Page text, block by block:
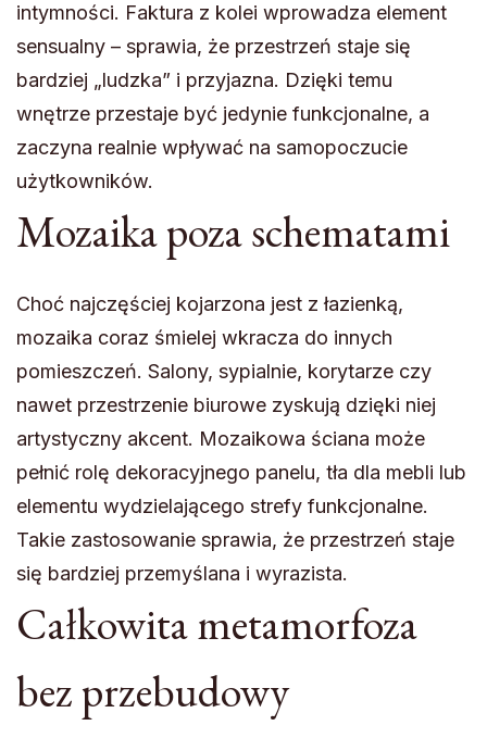
intymności. Faktura z kolei wprowadza element
sensualny – sprawia, że przestrzeń staje się
bardziej „ludzka” i przyjazna. Dzięki temu
wnętrze przestaje być jedynie funkcjonalne, a
zaczyna realnie wpływać na samopoczucie
użytkowników.
Mozaika poza schematami
Choć najczęściej kojarzona jest z łazienką,
mozaika coraz śmielej wkracza do innych
pomieszczeń. Salony, sypialnie, korytarze czy
nawet przestrzenie biurowe zyskują dzięki niej
artystyczny akcent. Mozaikowa ściana może
pełnić rolę dekoracyjnego panelu, tła dla mebli lub
elementu wydzielającego strefy funkcjonalne.
Takie zastosowanie sprawia, że przestrzeń staje
się bardziej przemyślana i wyrazista.
Całkowita metamorfoza
bez przebudowy